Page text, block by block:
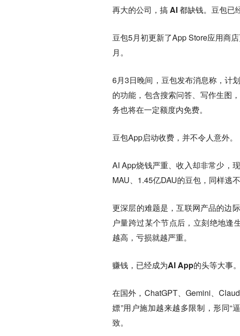
再大的公司，搞 AI 都缺钱。豆包已
豆包5月初更新了App Store应用商
月。
6月3日晚间， 豆包发布消息称，计
的功能，包含搜索问答、写作生图
务也将在一定额度内免费。
豆包App启动收费，并不令人意外。
AI App烧钱严重、收入却非常少，
MAU、1.45亿DAU的豆包，同样逃
更深层的难题是，互联网产品的边
户量跨过某个节点后，立刻绝地逢
越高，亏损就越严重。
赚钱，已经成为AI App的头等大事。
在国外，ChatGPT、Gemini、
嫖”用户施加越来越多限制，形同“
致。